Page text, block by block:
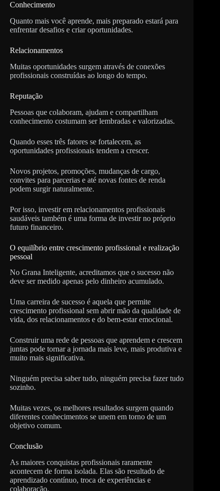
Conhecimento
Quanto mais você aprende, mais preparado estará para
enfrentar desafios e criar oportunidades.
Relacionamentos
Muitas oportunidades surgem através de conexões
profissionais construídas ao longo do tempo.
Reputação
Pessoas que colaboram, ajudam e compartilham
conhecimento costumam ser lembradas e valorizadas.
Quando esses três fatores se fortalecem, as
oportunidades profissionais tendem a crescer.
Novos projetos, promoções, mudanças de cargo,
convites para parcerias e até novas fontes de renda
podem surgir naturalmente.
Por isso, investir em relacionamentos profissionais
saudáveis também é uma forma de investir no próprio
futuro financeiro.
O equilíbrio entre crescimento profissional e realização
pessoal
No Grana Inteligente, acreditamos que o sucesso não
deve ser medido apenas pelo dinheiro acumulado.
Uma carreira de sucesso é aquela que permite
crescimento profissional sem abrir mão da qualidade de
vida, dos relacionamentos e do bem-estar emocional.
Construir uma rede de pessoas que aprendem e crescem
juntas pode tornar a jornada mais leve, mais produtiva e
muito mais significativa.
Ninguém precisa saber tudo, ninguém precisa fazer tudo
sozinho.
Muitas vezes, os melhores resultados surgem quando
diferentes conhecimentos se unem em torno de um
objetivo comum.
Conclusão
As maiores conquistas profissionais raramente
acontecem de forma isolada. Elas são resultado de
aprendizado contínuo, troca de experiências e
colaboração.